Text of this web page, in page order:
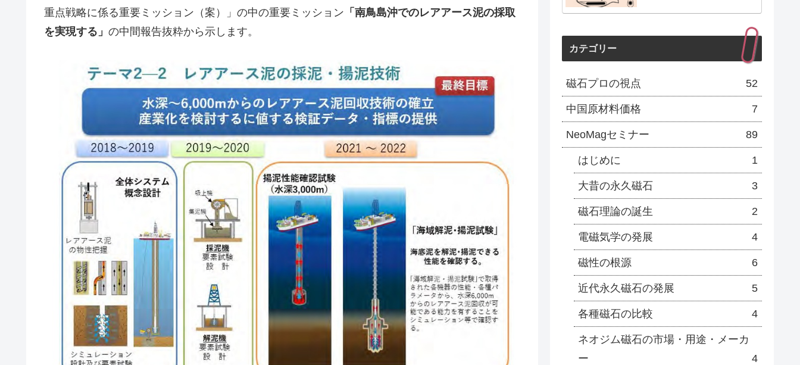
重点戦略に係る重要ミッション（案）」の中の重要ミッション 「南鳥島沖でのレアアース泥の採取
を実現する」 の中間報告抜粋から示します。
カテゴリー
磁石プロの視点 52
中国原材料価格 7
NeoMagセミナー 89
はじめに 1
大昔の永久磁石 3
磁石理論の誕生 2
電磁気学の発展 4
磁性の根源 6
近代永久磁石の発展 5
各種磁石の比較 4
ネオジム磁石の市場・用途・メーカ
ー
4